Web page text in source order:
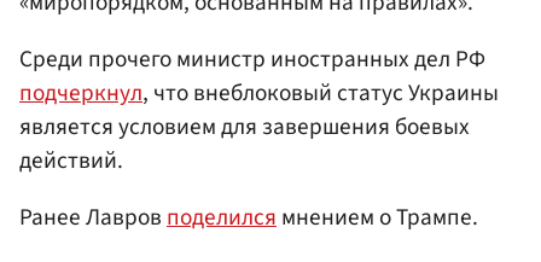
Среди прочего министр иностранных дел РФ
подчеркнул, что внеблоковый статус Украины
является условием для завершения боевых
действий.
Ранее Лавровподелилсямнением о Трампе.